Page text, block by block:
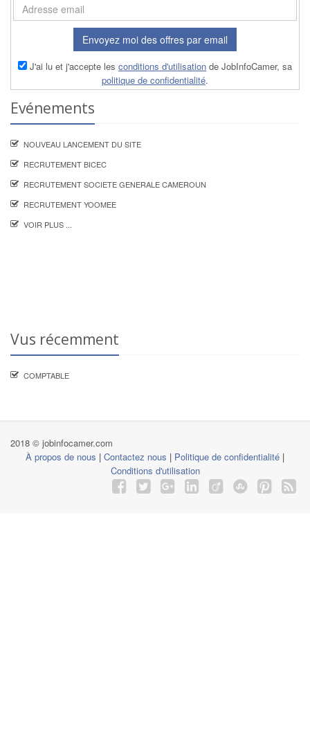
Envoyez moi des offres par email
J'ai lu et j'accepte les conditions d'utilisation de JobInfoCamer, sa
politique de confidentialité.
Evénements
NOUVEAU LANCEMENT DU SITE
RECRUTEMENT BICEC
RECRUTEMENT SOCIETE GENERALE CAMEROUN
RECRUTEMENT YOOMEE
VOIR PLUS ...
Vus récemment
COMPTABLE
2018 © jobinfocamer.com
À propos de nous | Contactez nous | Politique de confidentialité |
Conditions d'utilisation